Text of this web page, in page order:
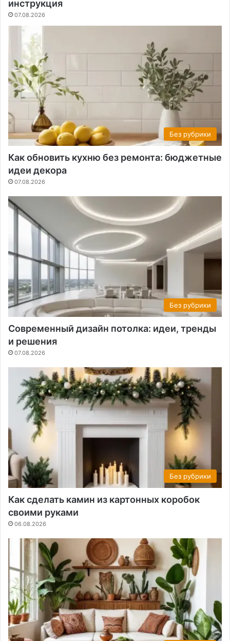
инструкция
07.08.2026
Без рубрики
Как обновить кухню без ремонта: бюджетные
идеи декора
07.08.2026
Без рубрики
Современный дизайн потолка: идеи, тренды
и решения
07.08.2026
Без рубрики
Как сделать камин из картонных коробок
своими руками
06.08.2026